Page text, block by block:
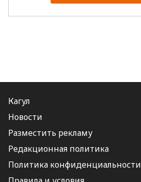
Кагул
Новости
Разместить рекламу
Редакционная политика
Политика конфиденциальности